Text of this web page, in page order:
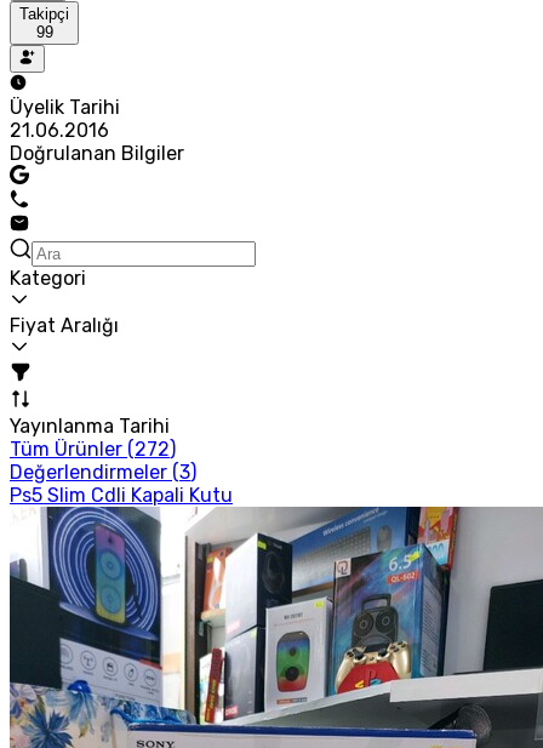
Takipçi
99
Üyelik Tarihi
21.06.2016
Doğrulanan Bilgiler
Kategori
Fiyat Aralığı
Yayınlanma Tarihi
Tüm Ürünler (272)
Değerlendirmeler (3)
Ps5 Slim Cdli Kapali Kutu